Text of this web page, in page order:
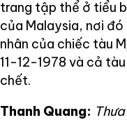
trang tập thể ở tiểu
của Malaysia, nơi
nhân của chiếc tàu
11-12-1978 và cả
chết.
Thanh Quang: